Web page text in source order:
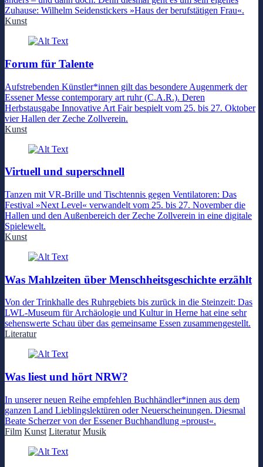
Zuhause: Wilhelm Seidenstickers »Haus der berufstätigen Frau«.
Kunst
Forum für Talente
Aufstrebenden Künstler*innen gilt das besondere Augenmerk der
Essener Messe contemporary art ruhr (C.A.R.). Deren
Herbstausgabe Innovative Art Fair bespielt vom 25. bis 27. Oktober
vier Hallen der Zeche Zollverein.
Kunst
Virtuell und superschnell
Tanzen mit VR-Brille und Tischtennis gegen Ventilatoren: Das
Festival »Next Level« verwandelt vom 25. bis 27. November die
Hallen und den Außenbereich der Zeche Zollverein in eine digitale
Spielewelt.
Kunst
Was Mahlzeiten über Menschheitsgeschichte erzählt
Von der Trinkhalle des Ruhrgebiets bis zurück in die Steinzeit: Das
LWL-Museum für Archäologie und Kultur in Herne hat eine sehr
sehenswerte Schau über das gemeinsame Essen zusammengestellt.
Literatur
Was liest und hört NRW?
In unserer neuen Reihe empfehlen Buchhändler*innen aus dem
ganzen Land Lieblingslektüren oder Neuerscheinungen. Diesmal
Beate Scherzer von der Essener Buchhandlung »proust«.
Film Kunst Literatur Musik